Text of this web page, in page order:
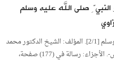
قَدر النبيِّ صلى الله عليه وسلم
العنوان: تعظيمُ قَدر النبيِّ صلى الله عليه وسلم [2/1]. المؤلف: الشيخ الدكتور محمد
بن عبد الرحمن المغراوي -من علماء مراكش-. الأجزاء: رسالة في (177) صفحة،